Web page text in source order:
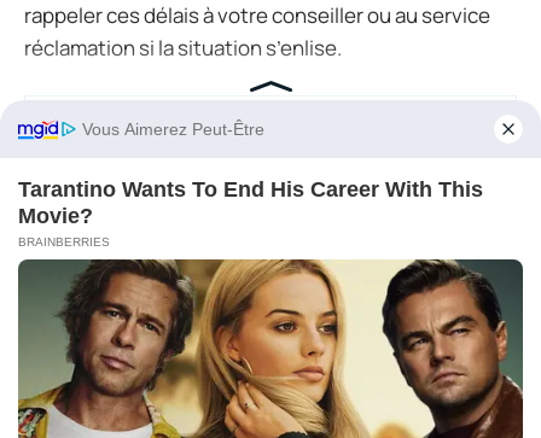
rappeler ces délais à votre conseiller ou au service
réclamation si la situation s’enlise.
Point de vigilance :la banque peut refuser le
defraude du client prouvée. Le débat se
concentre souvent sur la manière dont vous
avez validé l’opération (codes, SMS, validation
forte), sur les messages d’alerte reçus et sur
votre comportement face à des signaux
manifestement suspects.
Préparer son dossier avant de
15 réponses★★★★ ★